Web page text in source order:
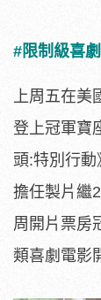
#限制級喜
上周五在
登上冠軍寶
頭:特別行
擔任製片繼
周開片票房
類喜劇電影